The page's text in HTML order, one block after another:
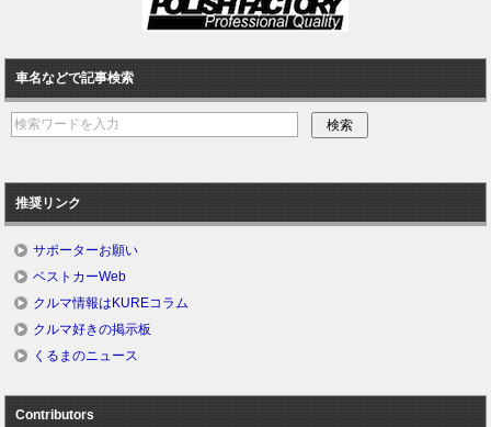
車名などで記事検索
推奨リンク
サポーターお願い
ベストカーWeb
クルマ情報はKUREコラム
クルマ好きの掲示板
くるまのニュース
Contributors